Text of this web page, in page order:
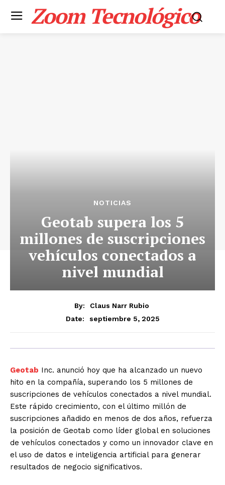
Zoom Tecnológico
NOTICIAS
Geotab supera los 5
millones de suscripciones
vehículos conectados a
nivel mundial
By:
Claus Narr Rubio
Date:
septiembre 5, 2025
Geotab Inc. anunció hoy que ha alcanzado un nuevo
hito en la compañía, superando los 5 millones de
suscripciones de vehículos conectados a nivel mundial.
Este rápido crecimiento, con el último millón de
suscripciones añadido en menos de dos años, refuerza
la posición de Geotab como líder global en soluciones
de vehículos conectados y como un innovador clave en
el uso de datos e inteligencia artificial para generar
resultados de negocio significativos.